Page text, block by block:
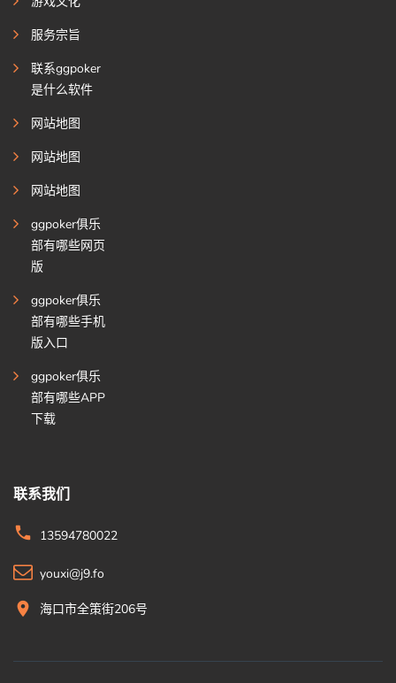
服务宗旨
联系ggpoker
是什么软件
网站地图
网站地图
网站地图
ggpoker俱乐
部有哪些网页
版
ggpoker俱乐
部有哪些手机
版入口
ggpoker俱乐
部有哪些APP
下载
联系我们
13594780022
youxi@j9.fo
海口市全策街206号